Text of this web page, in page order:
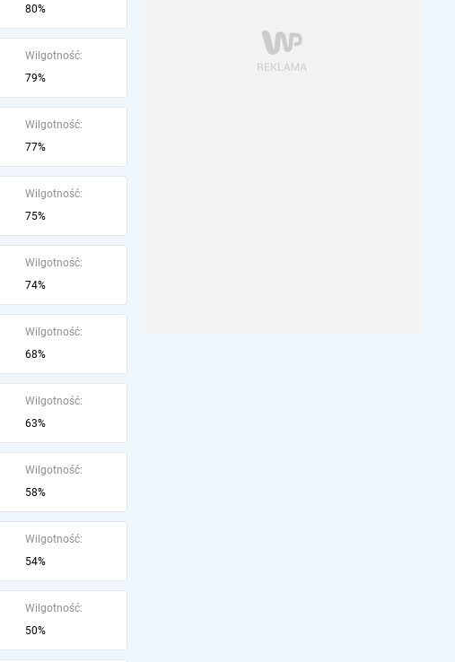
80%
Wilgotność:
79%
Wilgotność:
77%
Wilgotność:
75%
Wilgotność:
74%
Wilgotność:
68%
Wilgotność:
63%
Wilgotność:
58%
Wilgotność:
54%
Wilgotność:
50%